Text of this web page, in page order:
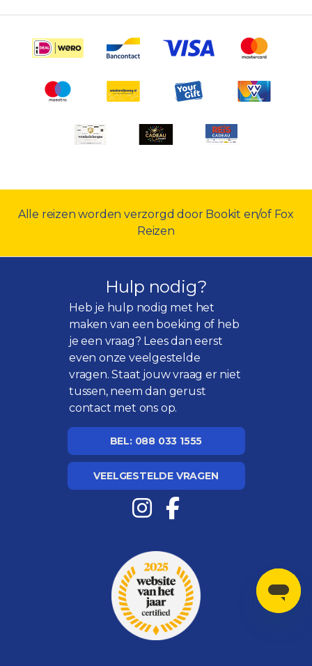
Alle reizen worden verzorgd door Bookit en/of Fox
Reizen
Hulp nodig?
Heb je hulp nodig met het
maken van een boeking of heb
je een vraag? Lees dan eerst
even onzeveelgestelde
vragen. Staat jouw vraag er niet
tussen, neem dan gerust
contact met ons op.
BEL: 088 033 1555
VEELGESTELDE VRAGEN